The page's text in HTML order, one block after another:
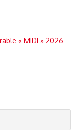
« MIDI » 2026